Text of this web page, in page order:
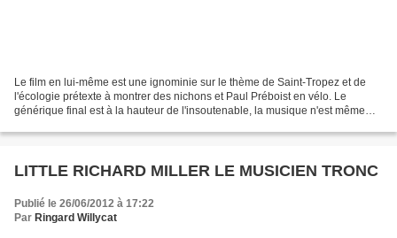
Le film en lui-même est une ignominie sur le thème de Saint-Tropez et de
l'écologie prétexte à montrer des nichons et Paul Préboist en vélo. Le
générique final est à la hauteur de l'insoutenable, la musique n'est même
LITTLE RICHARD MILLER LE MUSICIEN TRONC
Publié le 26/06/2012 à 17:22
Par Ringard Willycat